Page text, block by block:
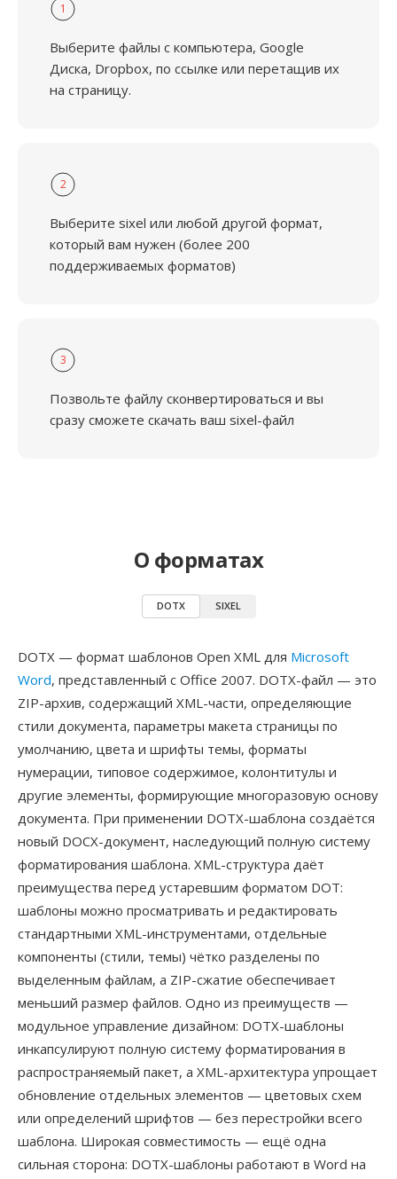
1
Выберите файлы с компьютера, Google
Диска, Dropbox, по ссылке или перетащив их
на страницу.
2
Выберите sixel или любой другой формат,
который вам нужен (более 200
поддерживаемых форматов)
3
Позвольте файлу сконвертироваться и вы
сразу сможете скачать ваш sixel-файл
О форматах
DOTX SIXEL
DOTX — формат шаблонов Open XML для Microsoft
Word, представленный с Office 2007. DOTX-файл — это
ZIP-архив, содержащий XML-части, определяющие
стили документа, параметры макета страницы по
умолчанию, цвета и шрифты темы, форматы
нумерации, типовое содержимое, колонтитулы и
другие элементы, формирующие многоразовую основу
документа. При применении DOTX-шаблона создаётся
новый DOCX-документ, наследующий полную систему
форматирования шаблона. XML-структура даёт
преимущества перед устаревшим форматом DOT:
шаблоны можно просматривать и редактировать
стандартными XML-инструментами, отдельные
компоненты (стили, темы) чётко разделены по
выделенным файлам, а ZIP-сжатие обеспечивает
меньший размер файлов. Одно из преимуществ —
модульное управление дизайном: DOTX-шаблоны
инкапсулируют полную систему форматирования в
распространяемый пакет, а XML-архитектура упрощает
обновление отдельных элементов — цветовых схем
или определений шрифтов — без перестройки всего
шаблона. Широкая совместимость — ещё одна
сильная сторона: DOTX-шаблоны работают в Word на